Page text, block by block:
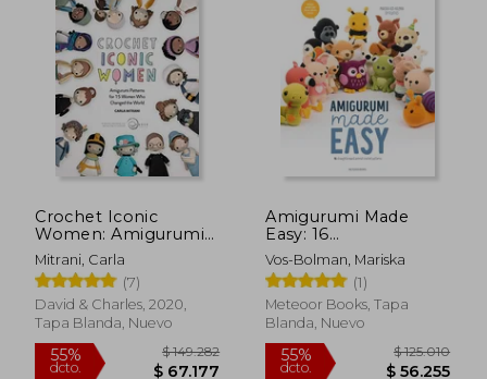
55%
dcto.
$ 146.174
$ 65.778
55%
dcto.
Crochet Iconic
Women: Amigurumi
Patterns for 15
Women who
Changed the World
(en Inglés)
Mitrani, Carla
(7)
David & Charles, 2020,
Tapa Blanda, Nuevo
Amigurumi Made
Easy: 16
Straightforward
Animal Crochet
Patterns (en Inglés)
Vos-Bolman, Mariska
(1)
Meteoor Books, Tapa
Blanda, Nuevo